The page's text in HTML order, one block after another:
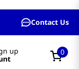
Contact Us
up
0